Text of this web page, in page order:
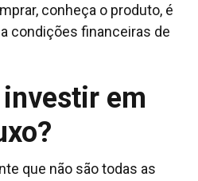
conheça o produto, é
condições financeiras de
em
que não são todas as